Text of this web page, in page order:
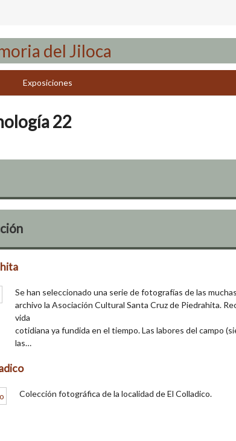
Exposiciones
22
Se han seleccionado una serie de fotografías de las
archivo la Asociación Cultural Santa Cruz de Piedrahita.
vida
cotidiana ya fundida en el tiempo. Las labores del campo
las…
Colección fotográfica de la localidad de El Colladico.